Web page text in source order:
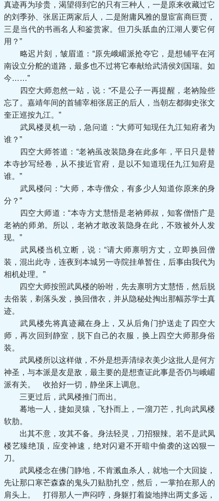
真迹再为珍贵，渴望得到它的只有三种人，一是原来收藏过它
的刘季孙、张居正两家后人，二是附庸风雅的显宦富商巨贾，
三是当代的书画名人和鉴赏家。但刀头舐血的江湖人要它何
用？”
略迟片刻，皱眉道：“原先峨嵋派抢夺它，是想铺平在河
南设立分舵的道路，最多也不过将它奉献给武清侯刘国瑞。如
今……”
四空大师忽然一站，说：“不是公子一再提醒，老衲险些
忘了。嘉靖年间的首辅宰相张居正的后人，当朝左都御史张文
奎正巡按九江。”
武凤楼灵机一动，急问道：“大师可知现任九江知府者为
谁？”
四空大师答道：“老衲虽改装隐身在此多年，平日只是替
本寺抄写经卷，从不接近官府，是以不知道现任九江知府是
谁。”
武凤楼问：“大师，本寺僧众，有多少人知道你原来的身
分？”
四空大师道：“本寺方丈慧悟是老衲师叔，知客僧悟广是
老衲的师弟。所以，老衲才敢改装隐身在此，不致被外人发
现。”
武凤楼当机立断，说：“请大师禀明方丈，立即换回僧
装，混出此寺，连夜到本城另一寺院挂单暂住，后事由我代为
相机处理。”
四空大师按照武凤楼的吩咐，先去禀明方丈慧悟，然后脱
去俗装，剃落头发，换回僧衣，并从隐秘处掏出那幅苏学士真
迹。
武凤楼先将真迹藏在身上，又从后角门护送走了四空大
师，再次回到静室，脱下自己的衣服，换上四空大师那身俗
装。
武凤楼所以这样做，不外是想弄清绿衣美少这批人是何方
神圣，与本派是友是敌，最主要的是想查证此事是否仍与峨嵋
派有关。 收拾好一切，静坐床上调息。
三更过后，武凤楼推门而出。
蓦地一人，捷如灵猿，飞扑而上，一溜刀芒，扎向武凤楼
软肋。
出其不意，攻其不备。身法轻灵，刀招狠辣。若不是武凤
楼艺臻绝顶，应变神速，绝对闪避不开暗中偷袭的这凶狠一
刀。
武凤楼念在佛门静地，不肯溅血杀人，就地一个大回旋，
先让那口寒芒森森的鬼头刀贴肋扎空，然后，一掌拍在那人的
肩头上。 打得那人一声闷哼，身躯打着旋地摔出两丈多远，